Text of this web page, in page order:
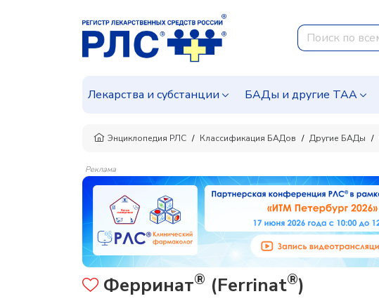
Лекарства и субстанции БАДы и другие ТАА
Энциклопедия РЛС Классификация БАДов Другие БАДы
Реклама
Ферринат® (Ferrinat®)